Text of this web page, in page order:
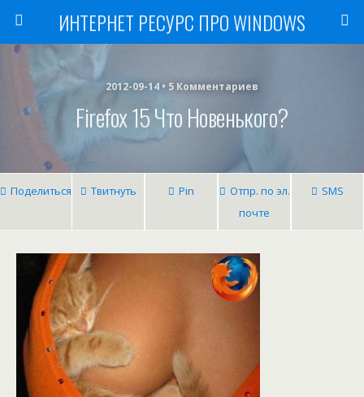
ИНТЕРНЕТ РЕСУРС ПРО WINDOWS
2012-09-14 • 5 Комментариев
Firefox 15 Что Новенького?
Поделиться Твитнуть Pin
Отпр. по эл.
почте
SMS